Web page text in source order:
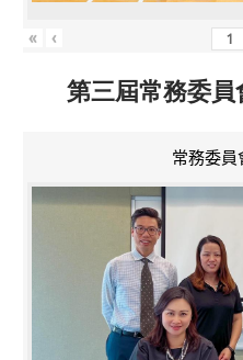
« ‹
第三屆常務委
常務委員